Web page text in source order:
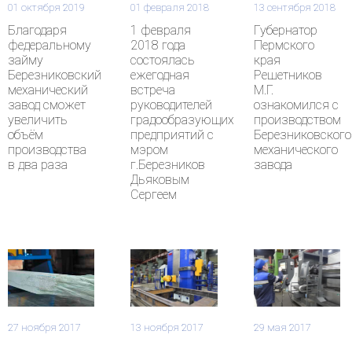
01 октября 2019
Благодаря
федеральному
займу
Березниковский
механический
завод сможет
увеличить
объём
производства
в два раза
01 февраля 2018
1 февраля
2018 года
состоялась
ежегодная
встреча
руководителей
градообразующих
предприятий с
мэром
г.Березников
Дьяковым
Сергеем
13 сентября 2018
Губернатор
Пермского
края
Решетников
М.Г.
ознакомился с
производством
Березниковского
механического
завода
27 ноября 2017 13 ноября 2017 29 мая 2017